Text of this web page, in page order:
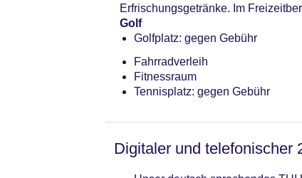
Erfrischungsgetränke. Im
Golf
Golfplatz: gegen Gebühr
Fahrradverleih
Fitnessraum
Tennisplatz: gegen Gebühr
Digitaler und telefonischer